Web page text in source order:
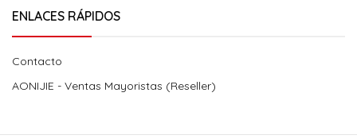
ENLACES RÁPIDOS
Contacto
AONIJIE - Ventas Mayoristas (Reseller)